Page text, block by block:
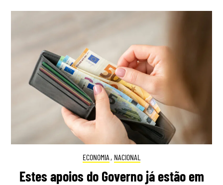
ECONOMIA , NACIONAL
Estes apoios do Governo já estão em